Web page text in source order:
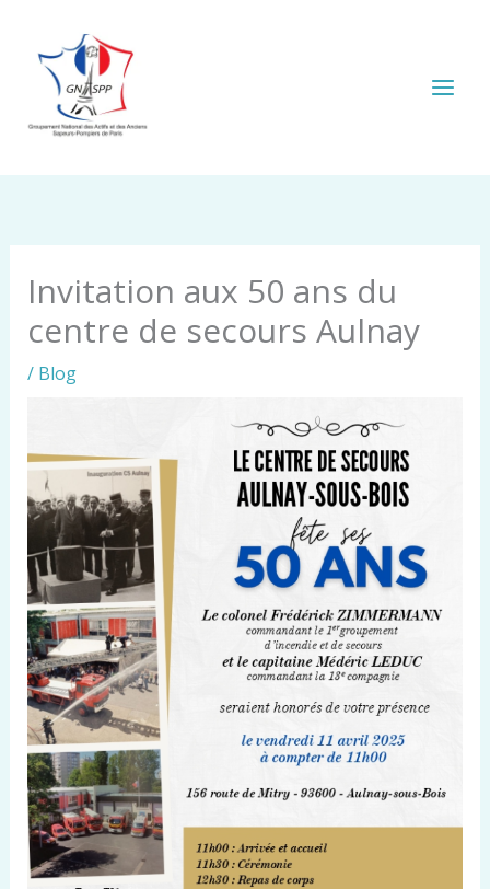
contenu
Invitation aux 50 ans du
centre de secours Aulnay
/ Blog